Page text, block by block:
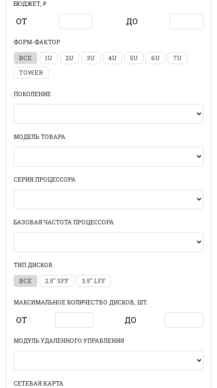
БЮДЖЕТ, ₽
ОТ ДО
ФОРМ-ФАКТОР
ВСЕ 1U 2U 3U 4U 5U 6U
7U
TOWER
ПОКОЛЕНИЕ
МОДЕЛЬ ТОВАРА
СЕРИЯ ПРОЦЕССОРА
БАЗОВАЯ ЧАСТОТА ПРОЦЕССОРА
ТИП ДИСКОВ
ВСЕ 2.5" SFF 3.5" LFF
МАКСИМАЛЬНОЕ КОЛИЧЕСТВО ДИСКОВ, ШТ.
ОТ ДО
МОДУЛЬ УДАЛЕННОГО УПРАВЛЕНИЯ
СЕТЕВАЯ КАРТА